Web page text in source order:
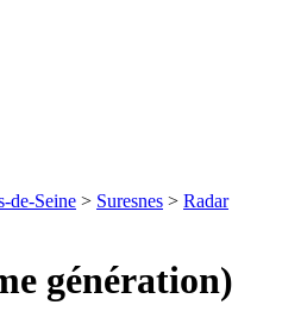
de-Seine > Suresnes > Radar
génération)